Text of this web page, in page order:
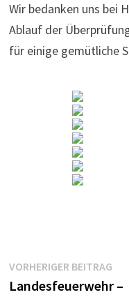
Wir bedanken uns bei
Ablauf der
für einige gemütliche
VORHERIGER BEITRAG
Landesfeuerwehr –